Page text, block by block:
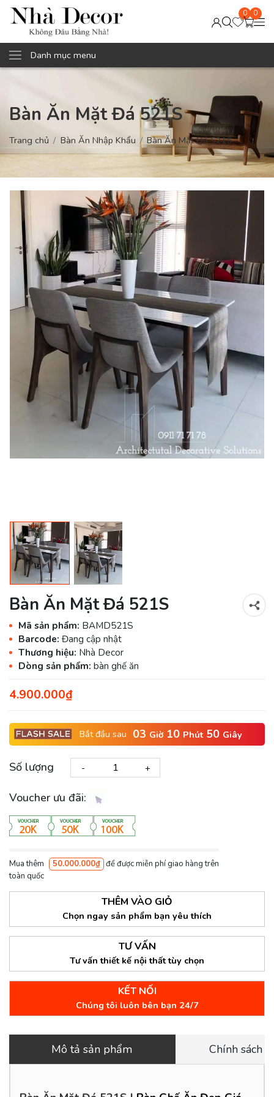
0 0
Danh mục menu
Bàn Ăn Mặt Đá 521S
Trang chủ Bàn Ăn Nhập Khẩu Bàn Ăn Mặt Đá 521S
Bàn Ăn Mặt Đá 521S
Mã sản phẩm: BAMD521S
Barcode: Đang cập nhật
Thương hiệu: Nhà Decor
Dòng sản phẩm: bàn ghế ăn
4.900.000₫
Bắt đầu sau 03 Giờ 10 Phút 49 Giây
Số lượng - +
Voucher ưu đãi:
Mua thêm 50.000.000₫ để được miễn phí giao hàng trên
toàn quốc
THÊM VÀO GIỎ
Chọn ngay sản phẩm bạn yêu thích
TƯ VẤN
Tư vấn thiết kế nội thất tùy chọn
KẾT NỐI
Chúng tôi luôn bên bạn 24/7
Mô tả sản phẩm Chính sách